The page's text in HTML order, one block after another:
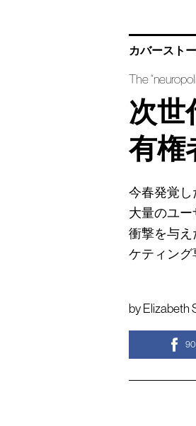
カバースト
The
次世
有権
今春発覚
大量のユ
衝撃を与
ケティング
by Elizabeth
90